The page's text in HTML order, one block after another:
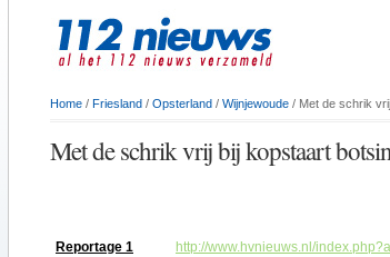
Home / Friesland / Opsterland / Wijnjewoude / Met de schrik
Met de schrik vrij bij kopstaart
Reportage 1 http://www.hvnieuws.nl/